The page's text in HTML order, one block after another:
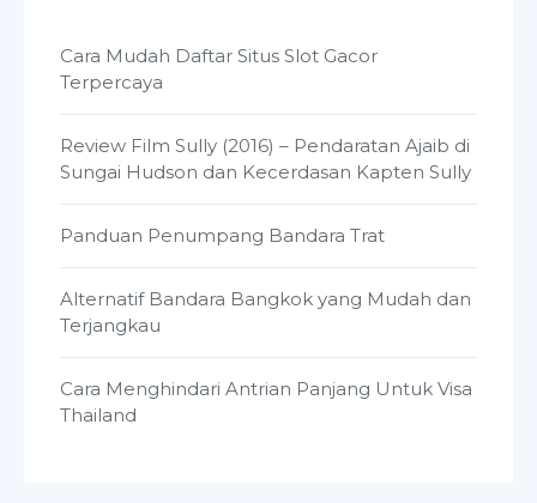
Cara Mudah Daftar Situs Slot Gacor
Terpercaya
Review Film Sully (2016) – Pendaratan Ajaib di
Sungai Hudson dan Kecerdasan Kapten Sully
Panduan Penumpang Bandara Trat
Alternatif Bandara Bangkok yang Mudah dan
Terjangkau
Cara Menghindari Antrian Panjang Untuk Visa
Thailand